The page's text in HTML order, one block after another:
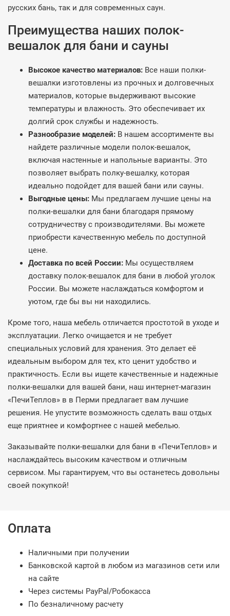
русских бань, так и для современных саун.
Преимущества наших полок-
вешалок для бани и сауны
Высокое качество материалов: Все наши полки-
вешалки изготовлены из прочных и долговечных
материалов, которые выдерживают высокие
температуры и влажность. Это обеспечивает их
долгий срок службы и надежность.
Разнообразие моделей: В нашем ассортименте вы
найдете различные модели полок-вешалок,
включая настенные и напольные варианты. Это
позволяет выбрать полку-вешалку, которая
идеально подойдет для вашей бани или сауны.
Выгодные цены: Мы предлагаем лучшие цены на
полки-вешалки для бани благодаря прямому
сотрудничеству с производителями. Вы можете
приобрести качественную мебель по доступной
цене.
Доставка по всей России: Мы осуществляем
доставку полок-вешалок для бани в любой уголок
России. Вы можете наслаждаться комфортом и
уютом, где бы вы ни находились.
Кроме того, наша мебель отличается простотой в уходе и
эксплуатации. Легко очищается и не требует
специальных условий для хранения. Это делает её
идеальным выбором для тех, кто ценит удобство и
практичность. Если вы ищете качественные и надежные
полки-вешалки для вашей бани, наш интернет-магазин
«ПечиТеплов» в в Перми предлагает вам лучшие
решения. Не упустите возможность сделать ваш отдых
еще приятнее и комфортнее с нашей мебелью.
Заказывайте полки-вешалки для бани в «ПечиТеплов» и
наслаждайтесь высоким качеством и отличным
сервисом. Мы гарантируем, что вы останетесь довольны
своей покупкой!
Оплата
Наличными при получении
Банковской картой в любом из магазинов сети или
на сайте
Через системы PayPal/Робокасса
По безналичному расчету